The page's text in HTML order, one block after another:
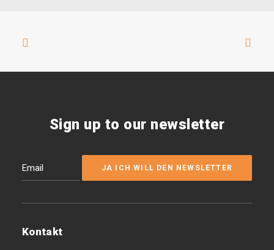
Sign up to our newsletter
Kontakt